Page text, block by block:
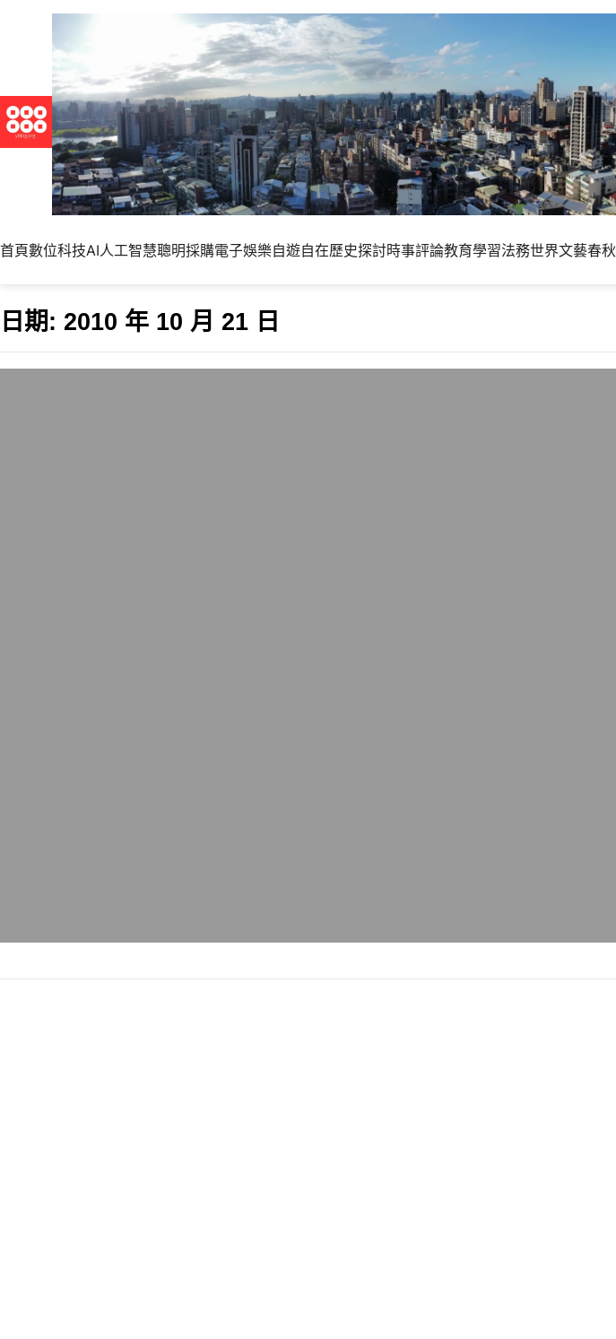
首頁數位科技AI人工智慧聰明採購電子娛樂自遊自在歷史探討時事評論教育學習法務世界文藝春秋
日期: 2010 年 10 月 21 日